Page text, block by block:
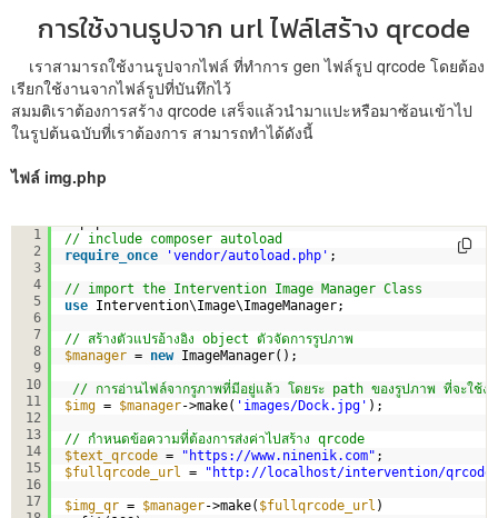
การใช้งานรูปจาก url ไฟล์lสร้าง qrcode
เราสามารถใช้งานรูปจากไฟล์ ที่ทำการ gen ไฟล์รูป qrcode โดยต้อง
เรียกใช้งานจากไฟล์รูปที่บันทึกไว้
สมมติเราต้องการสร้าง qrcode เสร็จแล้วนำมาแปะหรือมาซ้อนเข้าไป
ในรูปต้นฉบับที่เราต้องการ สามารถทำได้ดังนี้
ไฟล์ img.php
1
2
3
4
5
6
7
8
9
10
11
12
13
14
15
16
17
// include composer autoload
require_once
'vendor/autoload.php' ;
// import the Intervention Image Manager Class
use Intervention\Image\ImageManager;
// สร้างตัวแปรอ้างอิง object ตัวจัดการรูปภาพ
$manager = new ImageManager();
// การอ่านไฟล์จากรูภาพที่มีอยู่แล้ว โดยระ path ของรูปภาพ ที่จะใช้งา
$img = $manager->make( 'images/Dock.jpg' );
// กำหนดข้อความที่ต้องการส่งค่าไปสร้าง qrcode
$text_qrcode = " https://www.ninenik.com" ;
$fullqrcode_url
= " http://localhost/intervention/
$img_qr = $manager->make( $fullqrcode_url )